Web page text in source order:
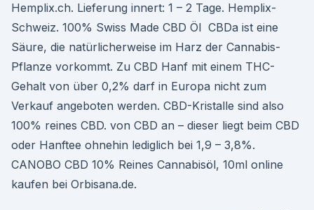
Hemplix.ch. Lieferung innert: 1 – 2 Tage. Hemplix-
Schweiz. 100% Swiss Made CBD Öl CBDa ist eine
Säure, die natürlicherweise im Harz der Cannabis-
Pflanze vorkommt. Zu CBD Hanf mit einem THC-
Gehalt von über 0,2% darf in Europa nicht zum
Verkauf angeboten werden. CBD-Kristalle sind also
100% reines CBD. von CBD an – dieser liegt beim CBD
oder Hanftee ohnehin lediglich bei 1,9 – 3,8%.
CANOBO CBD 10% Reines Cannabisöl, 10ml online
kaufen bei Orbisana.de.